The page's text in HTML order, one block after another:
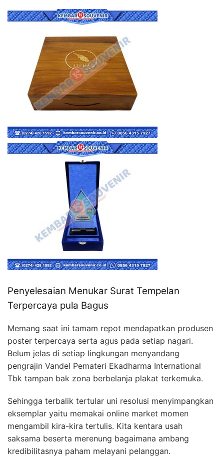
Penyelesaian Menukar Surat Tempelan
Terpercaya pula Bagus
Memang saat ini tamam repot mendapatkan produsen
poster terpercaya serta agus pada setiap nagari.
Belum jelas di setiap lingkungan menyandang
pengrajin Vandel Pemateri Ekadharma International
Tbk tampan bak zona berbelanja plakat terkemuka.
Sehingga terbalik tertular uni resolusi menyimpangkan
eksemplar yaitu memakai online market momen
mengambil kira-kira tertulis. Kita kentara usah
saksama beserta merenung bagaimana ambang
kredibilitasnya paham melayani pelanggan.